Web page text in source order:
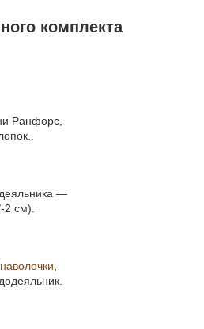
комплекта
Ранфорс,
—
2 см).
наволочки